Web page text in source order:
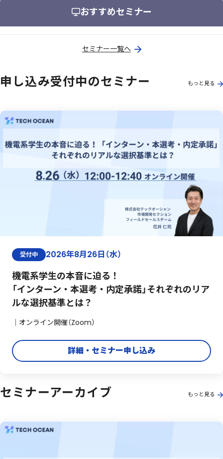
おすすめセミナー
セミナー一覧へ
申し込み受付中のセミナー もっと見る
受付中 2026年8月26日（水）
機電系学生の本音に迫る！
「インターン・本選考・内定承諾」それぞれのリア
ルな選択基準とは？
｜オンライン開催（Zoom）
詳細・セミナー申し込み
セミナーアーカイブ もっと見る